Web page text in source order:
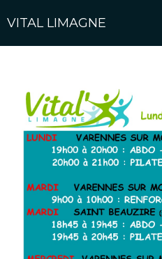
VITAL LIMAGNE